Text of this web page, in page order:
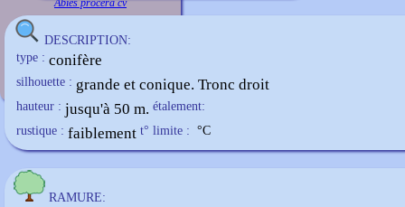
Abies procera cv
DESCRIPTION:
type : conifère
silhouette : grande et conique. Tronc droit
hauteur : jusqu'à 50 m. étalement:
rustique : faiblement t° limite : °C
RAMURE: